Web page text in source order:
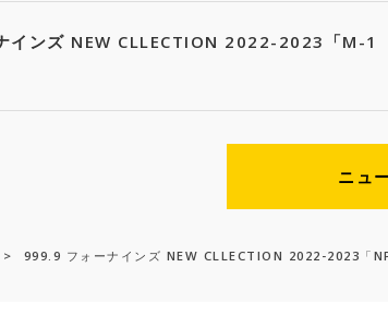
インズ NEW CLLECTION 2022-2023「M-1
ニュ
> 999.9 フォーナインズ NEW CLLECTION 2022-2023「